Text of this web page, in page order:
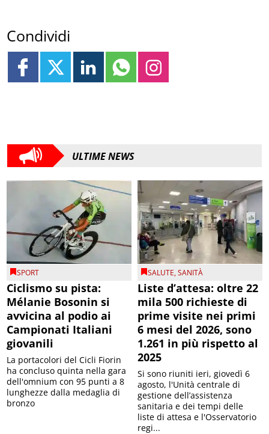
Condividi
ULTIME NEWS
SPORT
Ciclismo su pista:
Mélanie Bosonin si
avvicina al podio ai
Campionati Italiani
giovanili
La portacolori del Cicli Fiorin
ha concluso quinta nella gara
dell'omnium con 95 punti a 8
lunghezze dalla medaglia di
bronzo
SALUTE,SANITÀ
Liste d’attesa: oltre 22
mila 500 richieste di
prime visite nei primi
6 mesi del 2026, sono
1.261 in più rispetto al
2025
Si sono riuniti ieri, giovedì 6
agosto, l'Unità centrale di
gestione dell’assistenza
sanitaria e dei tempi delle
liste di attesa e l'Osservatorio
regi...